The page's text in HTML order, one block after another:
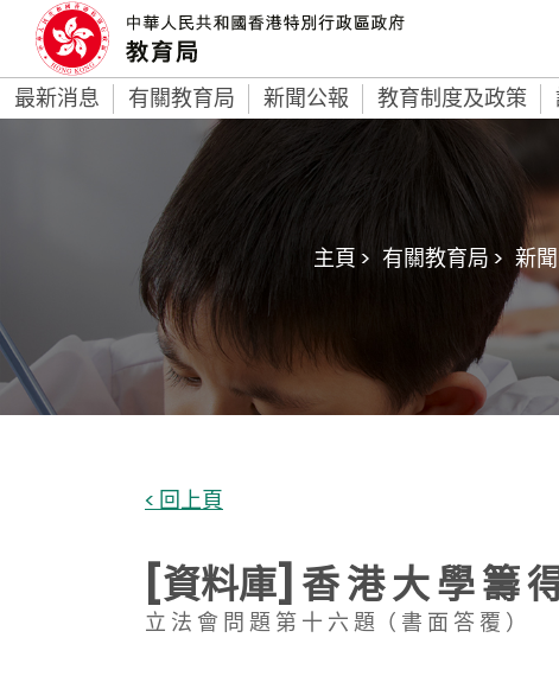
最新消息 有關教育局 新聞公報 教育制度及政策
主頁 > 有關教育局 > 新
< 回上頁
[資料庫] 香 港 大 學 籌
立 法 會 問 題 第 十 六 題（ 書 面 答 覆 ）